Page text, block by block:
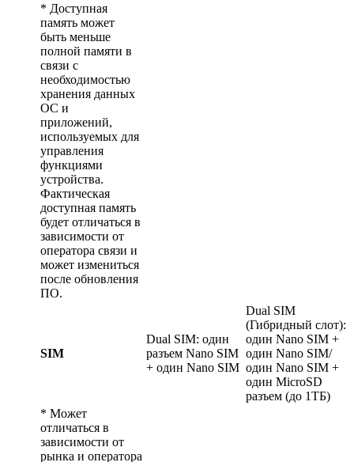
* Доступная
память может
быть меньше
полной памяти в
связи с
необходимостью
хранения данных
ОС и
приложений,
используемых для
управления
функциями
устройства.
Фактическая
доступная память
будет отличаться в
зависимости от
оператора связи и
может измениться
после обновления
ПО.
SIM
Dual SIM: один
разъем Nano SIM
+ один Nano SIM
Dual SIM
(Гибридный слот):
один Nano SIM +
один Nano SIM/
один Nano SIM +
один MicroSD
разъем (до 1ТБ)
* Может
отличаться в
зависимости от
рынка и оператора